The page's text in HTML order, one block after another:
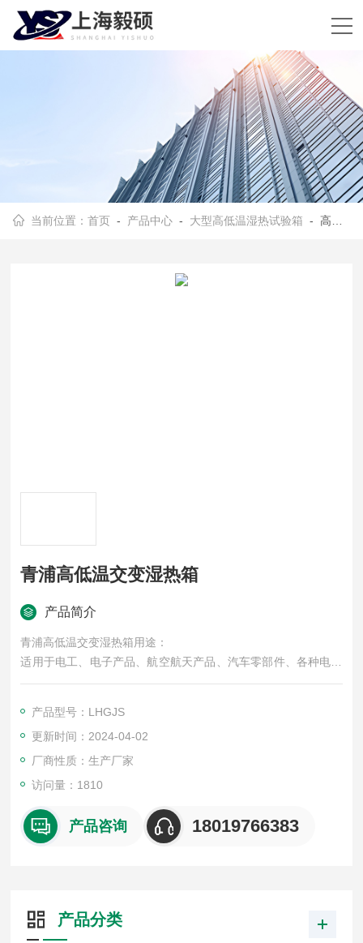
当前位置：首页 - 产品中心 - 大型高低温湿热试验箱 - 高低温交变湿热试验箱型号选择
青浦高低温交变湿热箱
产品简介
青浦高低温交变湿热箱用途：
适用于电工、电子产品、航空航天产品、汽车零部件、各种电子
元气件在高温、低温或湿热环境下，检测其各性能指标。
符合标准：
符合GB/T2423.1低温试验方法、GB/T2423.2高温试验方法、G
B/T2423.3恒定湿热试验方法、GB/T10592高低温试验技术条
件、GB/T10586湿热试验技术条件等国家标准。
产品型号：LHGJS
更新时间：2024-04-02
厂商性质：生产厂家
访问量：1810
产品咨询 18019766383
产品分类